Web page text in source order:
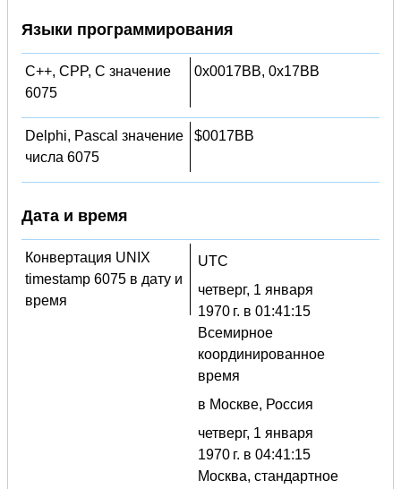
Языки программирования
C++, CPP, C значение
6075
0x0017BB, 0x17BB
Delphi, Pascal значение
числа 6075
$0017BB
Дата и время
Конвертация UNIX
timestamp 6075 в дату и
время
UTC
четверг, 1 января
1970 г. в 01:41:15
Всемирное
координированное
время
в Москве, Россия
четверг, 1 января
1970 г. в 04:41:15
Москва, стандартное